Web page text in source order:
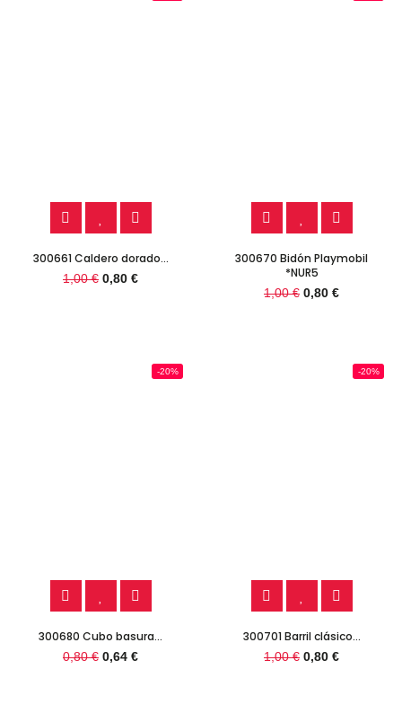
300661 Caldero dorado...
1,00 € 0,80 €
300670 Bidón Playmobil
*NUR5
1,00 € 0,80 €
-20%
300680 Cubo basura...
0,80 € 0,64 €
-20%
300701 Barril clásico...
1,00 € 0,80 €